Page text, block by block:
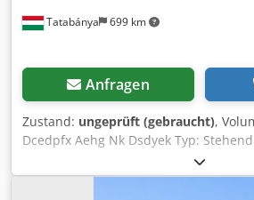
Tatabánya 699 km
Anfragen
Zustand: ungeprüft (gebraucht),
Dcedpfx Aehg Nk Dsdyek Typ:
Behälterdurchmesser: 2250mm heiz-/
Doppelmantel Emaillierter Behälter